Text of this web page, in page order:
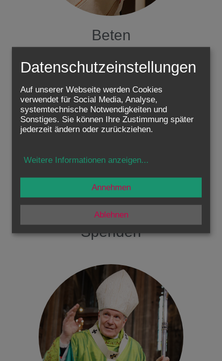
Beten
Spenden
Datenschutzeinstellungen
Auf unserer Webseite werden Cookies
verwendet für Social Media, Analyse,
systemtechnische Notwendigkeiten und
Sonstiges. Sie können Ihre Zustimmung später
jederzeit ändern oder zurückziehen.
Weitere Informationen anzeigen...
Ablehnen
Annehmen